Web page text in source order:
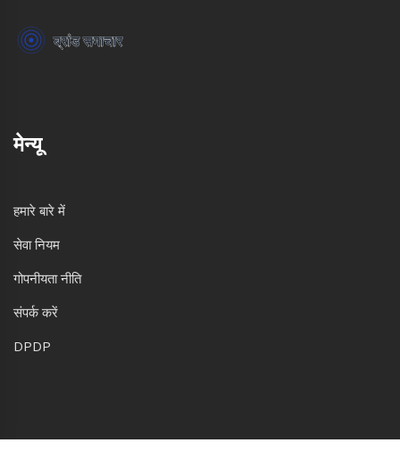
मेन्यू
हमारे बारे में
सेवा नियम
गोपनीयता नीति
संपर्क करें
DPDP